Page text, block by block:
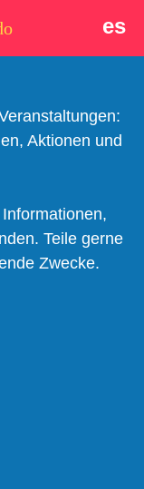
es
Aktionen und
Teile gerne
Zwecke.